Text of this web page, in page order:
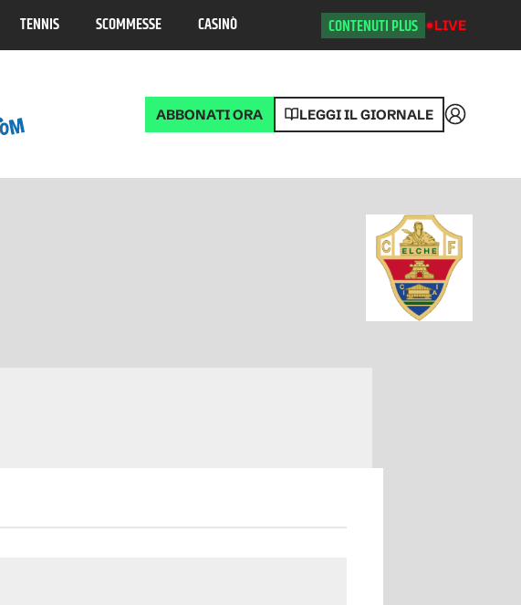
TENNIS SCOMMESSE CASINÒ CONTENUTI PLUS LIVE
ABBONATI ORA LEGGI IL GIORNALE Accedi